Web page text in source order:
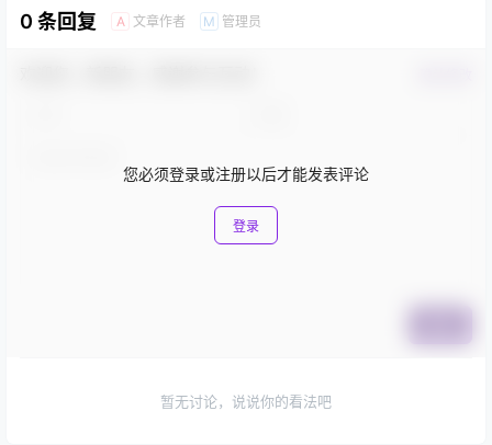
0 条回复 A 文章作者 M 管理员
您必须登录或注册以后才能发表评论
登录
暂无讨论，说说你的看法吧